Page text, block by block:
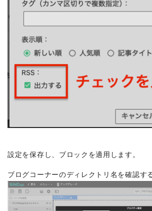
設定を保存し、ブロックを適用します。
ブログコーナーのディレクトリ名を確認する